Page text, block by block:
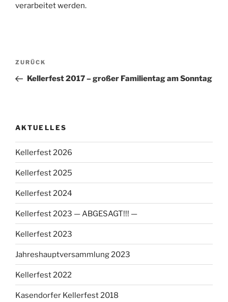
verarbeitet werden.
Beitragsnavigation
Vorheriger
Beitrag
ZURÜCK
Kellerfest 2017 – großer Familientag am Sonntag
AKTUELLES
Kellerfest 2026
Kellerfest 2025
Kellerfest 2024
Kellerfest 2023 — ABGESAGT!!! —
Kellerfest 2023
Jahreshauptversammlung 2023
Kellerfest 2022
Kasendorfer Kellerfest 2018